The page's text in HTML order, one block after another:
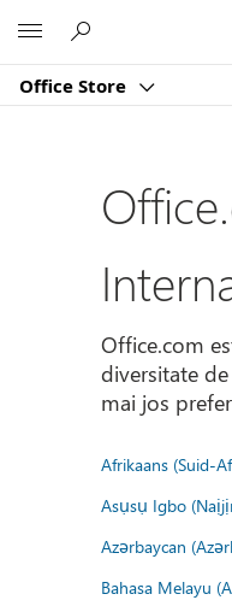
Office Store
Office.com
diversitate
mai jos
Afrikaans (Suid-
Asụsụ Igbo
Azərbaycan
Bahasa Melayu